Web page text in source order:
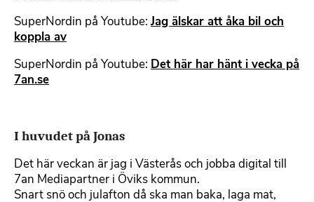
SuperNordin på Youtube: Jag älskar att åka bil och
koppla av
SuperNordin på Youtube: Det här har hänt i vecka på
7an.se
I huvudet på Jonas
Det här veckan är jag i Västerås och jobba digital till
7an Mediapartner i Öviks kommun.
Snart snö och julafton då ska man baka, laga mat,